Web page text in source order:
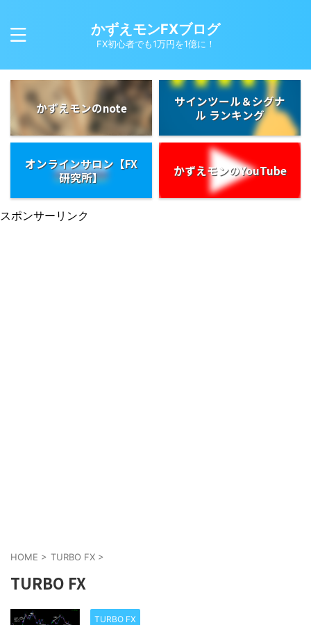
かずえモンFXブログ
FX初心者でも1万円を1億に！
かずえモンのnote
サインツール＆シグナ
ル ランキング
オンラインサロン【FX
研究所】
かずえモンのYouTube
スポンサーリンク
HOME > TURBO FX >
TURBO FX
TURBO FX